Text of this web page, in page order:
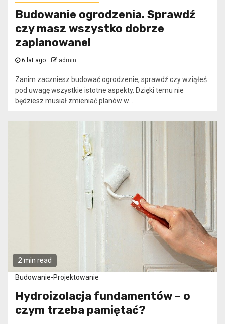
Budowanie ogrodzenia. Sprawdź
czy masz wszystko dobrze
zaplanowane!
6 lat ago admin
Zanim zaczniesz budować ogrodzenie, sprawdź czy wziąłeś
pod uwagę wszystkie istotne aspekty. Dzięki temu nie
będziesz musiał zmieniać planów w...
2 min read
Budowanie-Projektowanie
Hydroizolacja fundamentów – o
czym trzeba pamiętać?